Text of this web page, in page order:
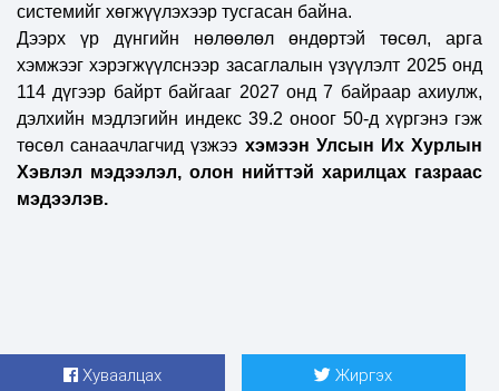
системийг хөгжүүлэхээр тусгасан байна.
Дээрх үр дүнгийн нөлөөлөл өндөртэй төсөл, арга
хэмжээг хэрэгжүүлснээр засаглалын үзүүлэлт 2025 онд
114 дүгээр байрт байгааг 2027 онд 7 байраар ахиулж,
дэлхийн мэдлэгийн индекс 39.2 оноог 50-д хүргэнэ гэж
төсөл санаачлагчид үзжээ хэмээн Улсын Их Хурлын
Хэвлэл мэдээлэл, олон нийттэй харилцах газраас
мэдээлэв.
Хуваалцах Жиргэх